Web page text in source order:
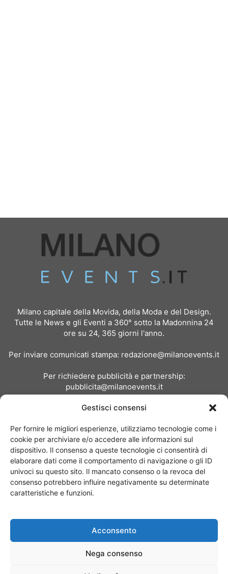
Gestisci consensi
Per fornire le migliori esperienze, utilizziamo tecnologie come i
cookie per archiviare e/o accedere alle informazioni sul
dispositivo. Il consenso a queste tecnologie ci consentirà di
elaborare dati come il comportamento di navigazione o gli ID
univoci su questo sito. Il mancato consenso o la revoca del
consenso potrebbero influire negativamente su determinate
caratteristiche e funzioni.
Acconsento
Nega consenso
Milano capitale della Movida, della Moda e del Design.
Tutte le News e gli Eventi a 360° sotto la Madonnina 24
ore su 24, 365 giorni l'anno.
Per inviare comunicati stampa: redazione@milanoevents.it
Per richiedere pubblicità e partnership:
pubblicita@milanoevents.it
Chi siamo I Nostri Clienti
© Copyright 2017 - MilanoEvents.it© managed by